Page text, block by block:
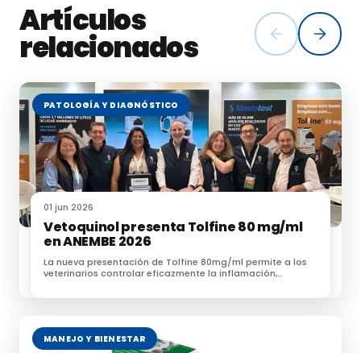
La vacunación como medida de control y prevención de los focos de
carbunco
Artículos
relacionados
PATOLOGÍA Y DIAGNÓSTICO
01 jun 2026
Vetoquinol presenta Tolfine 80 mg/ml
en ANEMBE 2026
La nueva presentación de Tolfine 80mg/ml permite a los
veterinarios controlar eficazmente la inflamación,
MANEJO Y BIENESTAR